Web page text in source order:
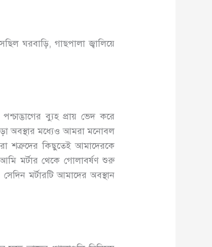
ঘরবাড়ি, গাছপালা জ্বালিয়ে
ব্যুহ প্রায় ভেদ করে
অবস্থার মধ্যেও আমরা মনোবল
শত্রুদের কিছুতেই আমাদেরকে
মর্টার থেকে গোলাবর্ষণ শুরু
মর্টারটি আমাদের অবস্থান